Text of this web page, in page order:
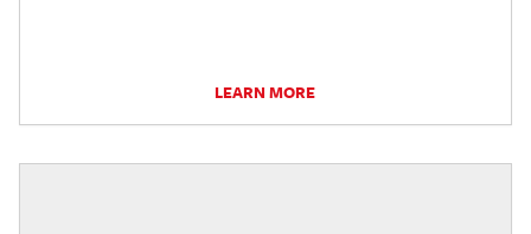
LEARN MORE